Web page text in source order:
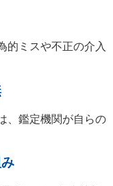
的ミスや不正の介入
、鑑定機関が自らの